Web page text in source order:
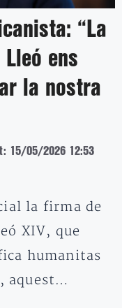
“La
ens
la nostra
15/05/2026 12:53
la firma de
XIV, que
humanitas
aquest…